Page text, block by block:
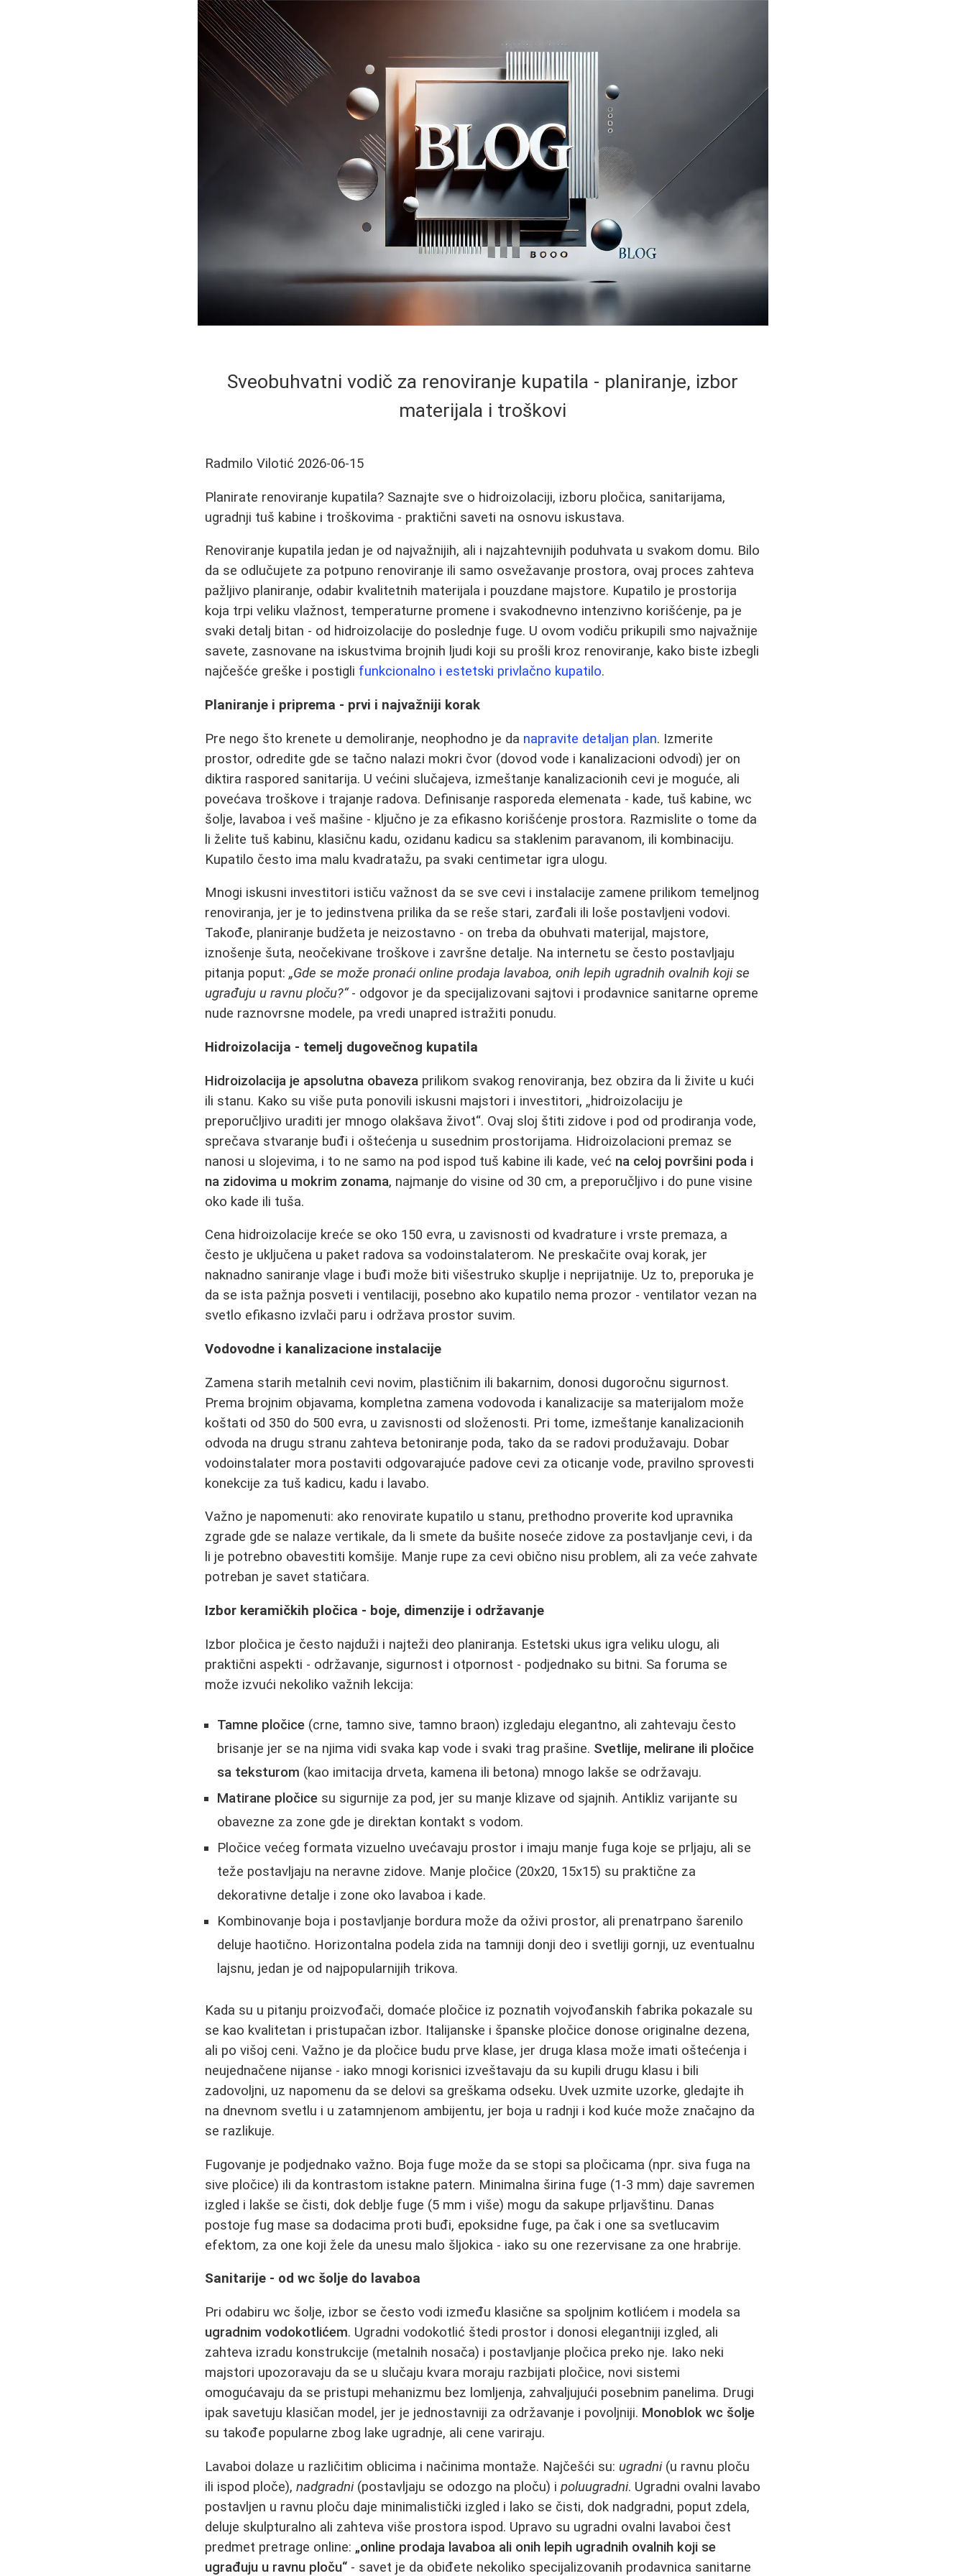
Sveobuhvatni vodič za renoviranje kupatila - planiranje, izbor
materijala i troškovi
Radmilo Vilotić 2026-06-15
Planirate renoviranje kupatila? Saznajte sve o hidroizolaciji, izboru pločica, sanitarijama,
ugradnji tuš kabine i troškovima - praktični saveti na osnovu iskustava.
Renoviranje kupatila jedan je od najvažnijih, ali i najzahtevnijih poduhvata u svakom domu. Bilo
da se odlučujete za potpuno renoviranje ili samo osvežavanje prostora, ovaj proces zahteva
pažljivo planiranje, odabir kvalitetnih materijala i pouzdane majstore. Kupatilo je prostorija
koja trpi veliku vlažnost, temperaturne promene i svakodnevno intenzivno korišćenje, pa je
svaki detalj bitan - od hidroizolacije do poslednje fuge. U ovom vodiču prikupili smo najvažnije
savete, zasnovane na iskustvima brojnih ljudi koji su prošli kroz renoviranje, kako biste izbegli
najčešće greške i postigli funkcionalno i estetski privlačno kupatilo.
Planiranje i priprema - prvi i najvažniji korak
Pre nego što krenete u demoliranje, neophodno je da napravite detaljan plan. Izmerite
prostor, odredite gde se tačno nalazi mokri čvor (dovod vode i kanalizacioni odvodi) jer on
diktira raspored sanitarija. U većini slučajeva, izmeštanje kanalizacionih cevi je moguće, ali
povećava troškove i trajanje radova. Definisanje rasporeda elemenata - kade, tuš kabine, wc
šolje, lavaboa i veš mašine - ključno je za efikasno korišćenje prostora. Razmislite o tome da
li želite tuš kabinu, klasičnu kadu, ozidanu kadicu sa staklenim paravanom, ili kombinaciju.
Kupatilo često ima malu kvadratažu, pa svaki centimetar igra ulogu.
Mnogi iskusni investitori ističu važnost da se sve cevi i instalacije zamene prilikom temeljnog
renoviranja, jer je to jedinstvena prilika da se reše stari, zarđali ili loše postavljeni vodovi.
Takođe, planiranje budžeta je neizostavno - on treba da obuhvati materijal, majstore,
iznošenje šuta, neočekivane troškove i završne detalje. Na internetu se često postavljaju
pitanja poput:„Gde se može pronaći online prodaja lavaboa, onih lepih ugradnih ovalnih koji se
ugrađuju u ravnu ploču?“- odgovor je da specijalizovani sajtovi i prodavnice sanitarne opreme
nude raznovrsne modele, pa vredi unapred istražiti ponudu.
Hidroizolacija - temelj dugovečnog kupatila
Hidroizolacija je apsolutna obaveza prilikom svakog renoviranja, bez obzira da li živite u kući
ili stanu. Kako su više puta ponovili iskusni majstori i investitori, „hidroizolaciju je
preporučljivo uraditi jer mnogo olakšava život“. Ovaj sloj štiti zidove i pod od prodiranja vode,
sprečava stvaranje buđi i oštećenja u susednim prostorijama. Hidroizolacioni premaz se
nanosi u slojevima, i to ne samo na pod ispod tuš kabine ili kade, već na celoj površini poda i
na zidovima u mokrim zonama, najmanje do visine od 30 cm, a preporučljivo i do pune visine
oko kade ili tuša.
Cena hidroizolacije kreće se oko 150 evra, u zavisnosti od kvadrature i vrste premaza, a
često je uključena u paket radova sa vodoinstalaterom. Ne preskačite ovaj korak, jer
naknadno saniranje vlage i buđi može biti višestruko skuplje i neprijatnije. Uz to, preporuka je
da se ista pažnja posveti i ventilaciji, posebno ako kupatilo nema prozor - ventilator vezan na
svetlo efikasno izvlači paru i održava prostor suvim.
Vodovodne i kanalizacione instalacije
Zamena starih metalnih cevi novim, plastičnim ili bakarnim, donosi dugoročnu sigurnost.
Prema brojnim objavama, kompletna zamena vodovoda i kanalizacije sa materijalom može
koštati od 350 do 500 evra, u zavisnosti od složenosti. Pri tome, izmeštanje kanalizacionih
odvoda na drugu stranu zahteva betoniranje poda, tako da se radovi produžavaju. Dobar
vodoinstalater mora postaviti odgovarajuće padove cevi za oticanje vode, pravilno sprovesti
konekcije za tuš kadicu, kadu i lavabo.
Važno je napomenuti: ako renovirate kupatilo u stanu, prethodno proverite kod upravnika
zgrade gde se nalaze vertikale, da li smete da bušite noseće zidove za postavljanje cevi, i da
li je potrebno obavestiti komšije. Manje rupe za cevi obično nisu problem, ali za veće zahvate
potreban je savet statičara.
Izbor keramičkih pločica - boje, dimenzije i održavanje
Izbor pločica je često najduži i najteži deo planiranja. Estetski ukus igra veliku ulogu, ali
praktični aspekti - održavanje, sigurnost i otpornost - podjednako su bitni. Sa foruma se
može izvući nekoliko važnih lekcija:
Tamne pločice (crne, tamno sive, tamno braon) izgledaju elegantno, ali zahtevaju često
brisanje jer se na njima vidi svaka kap vode i svaki trag prašine. Svetlije, melirane ili pločice
sa teksturom (kao imitacija drveta, kamena ili betona) mnogo lakše se održavaju.
Matirane pločice su sigurnije za pod, jer su manje klizave od sjajnih. Antikliz varijante su
obavezne za zone gde je direktan kontakt s vodom.
Pločice većeg formata vizuelno uvećavaju prostor i imaju manje fuga koje se prljaju, ali se
teže postavljaju na neravne zidove. Manje pločice (20x20, 15x15) su praktične za
dekorativne detalje i zone oko lavaboa i kade.
Kombinovanje boja i postavljanje bordura može da oživi prostor, ali prenatrpano šarenilo
deluje haotično. Horizontalna podela zida na tamniji donji deo i svetliji gornji, uz eventualnu
lajsnu, jedan je od najpopularnijih trikova.
Kada su u pitanju proizvođači, domaće pločice iz poznatih vojvođanskih fabrika pokazale su
se kao kvalitetan i pristupačan izbor. Italijanske i španske pločice donose originalne dezena,
ali po višoj ceni. Važno je da pločice budu prve klase, jer druga klasa može imati oštećenja i
neujednačene nijanse - iako mnogi korisnici izveštavaju da su kupili drugu klasu i bili
zadovoljni, uz napomenu da se delovi sa greškama odseku. Uvek uzmite uzorke, gledajte ih
na dnevnom svetlu i u zatamnjenom ambijentu, jer boja u radnji i kod kuće može značajno da
se razlikuje.
Fugovanje je podjednako važno. Boja fuge može da se stopi sa pločicama (npr. siva fuga na
sive pločice) ili da kontrastom istakne patern. Minimalna širina fuge (1-3 mm) daje savremen
izgled i lakše se čisti, dok deblje fuge (5 mm i više) mogu da sakupe prljavštinu. Danas
postoje fug mase sa dodacima proti buđi, epoksidne fuge, pa čak i one sa svetlucavim
efektom, za one koji žele da unesu malo šljokica - iako su one rezervisane za one hrabrije.
Sanitarije - od wc šolje do lavaboa
Pri odabiru wc šolje, izbor se često vodi između klasične sa spoljnim kotlićem i modela sa
ugradnim vodokotlićem. Ugradni vodokotlić štedi prostor i donosi elegantniji izgled, ali
zahteva izradu konstrukcije (metalnih nosača) i postavljanje pločica preko nje. Iako neki
majstori upozoravaju da se u slučaju kvara moraju razbijati pločice, novi sistemi
omogućavaju da se pristupi mehanizmu bez lomljenja, zahvaljujući posebnim panelima. Drugi
ipak savetuju klasičan model, jer je jednostavniji za održavanje i povoljniji. Monoblok wc šolje
su takođe popularne zbog lake ugradnje, ali cene variraju.
Lavaboi dolaze u različitim oblicima i načinima montaže. Najčešći su: ugradni(u ravnu ploču
ili ispod ploče),nadgradni(postavljaju se odozgo na ploču) ipoluugradni. Ugradni ovalni lavabo
postavljen u ravnu ploču daje minimalistički izgled i lako se čisti, dok nadgradni, poput zdela,
deluje skulpturalno ali zahteva više prostora ispod. Upravo su ugradni ovalni lavaboi čest
predmet pretrage online: „online prodaja lavaboa ali onih lepih ugradnih ovalnih koji se
ugrađuju u ravnu ploču“ - savet je da obiđete nekoliko specijalizovanih prodavnica sanitarne